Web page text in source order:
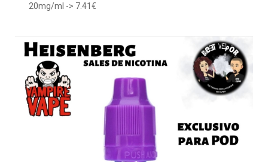
20mg/ml -> 7.41€